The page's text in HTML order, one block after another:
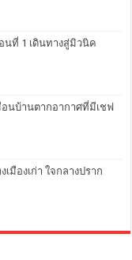
นที่ 1 เดินทางสู่มิวนิค
อนบ้านตากอากาศที่มีเชฟ
เมืองเก่า ใจกลางปราก